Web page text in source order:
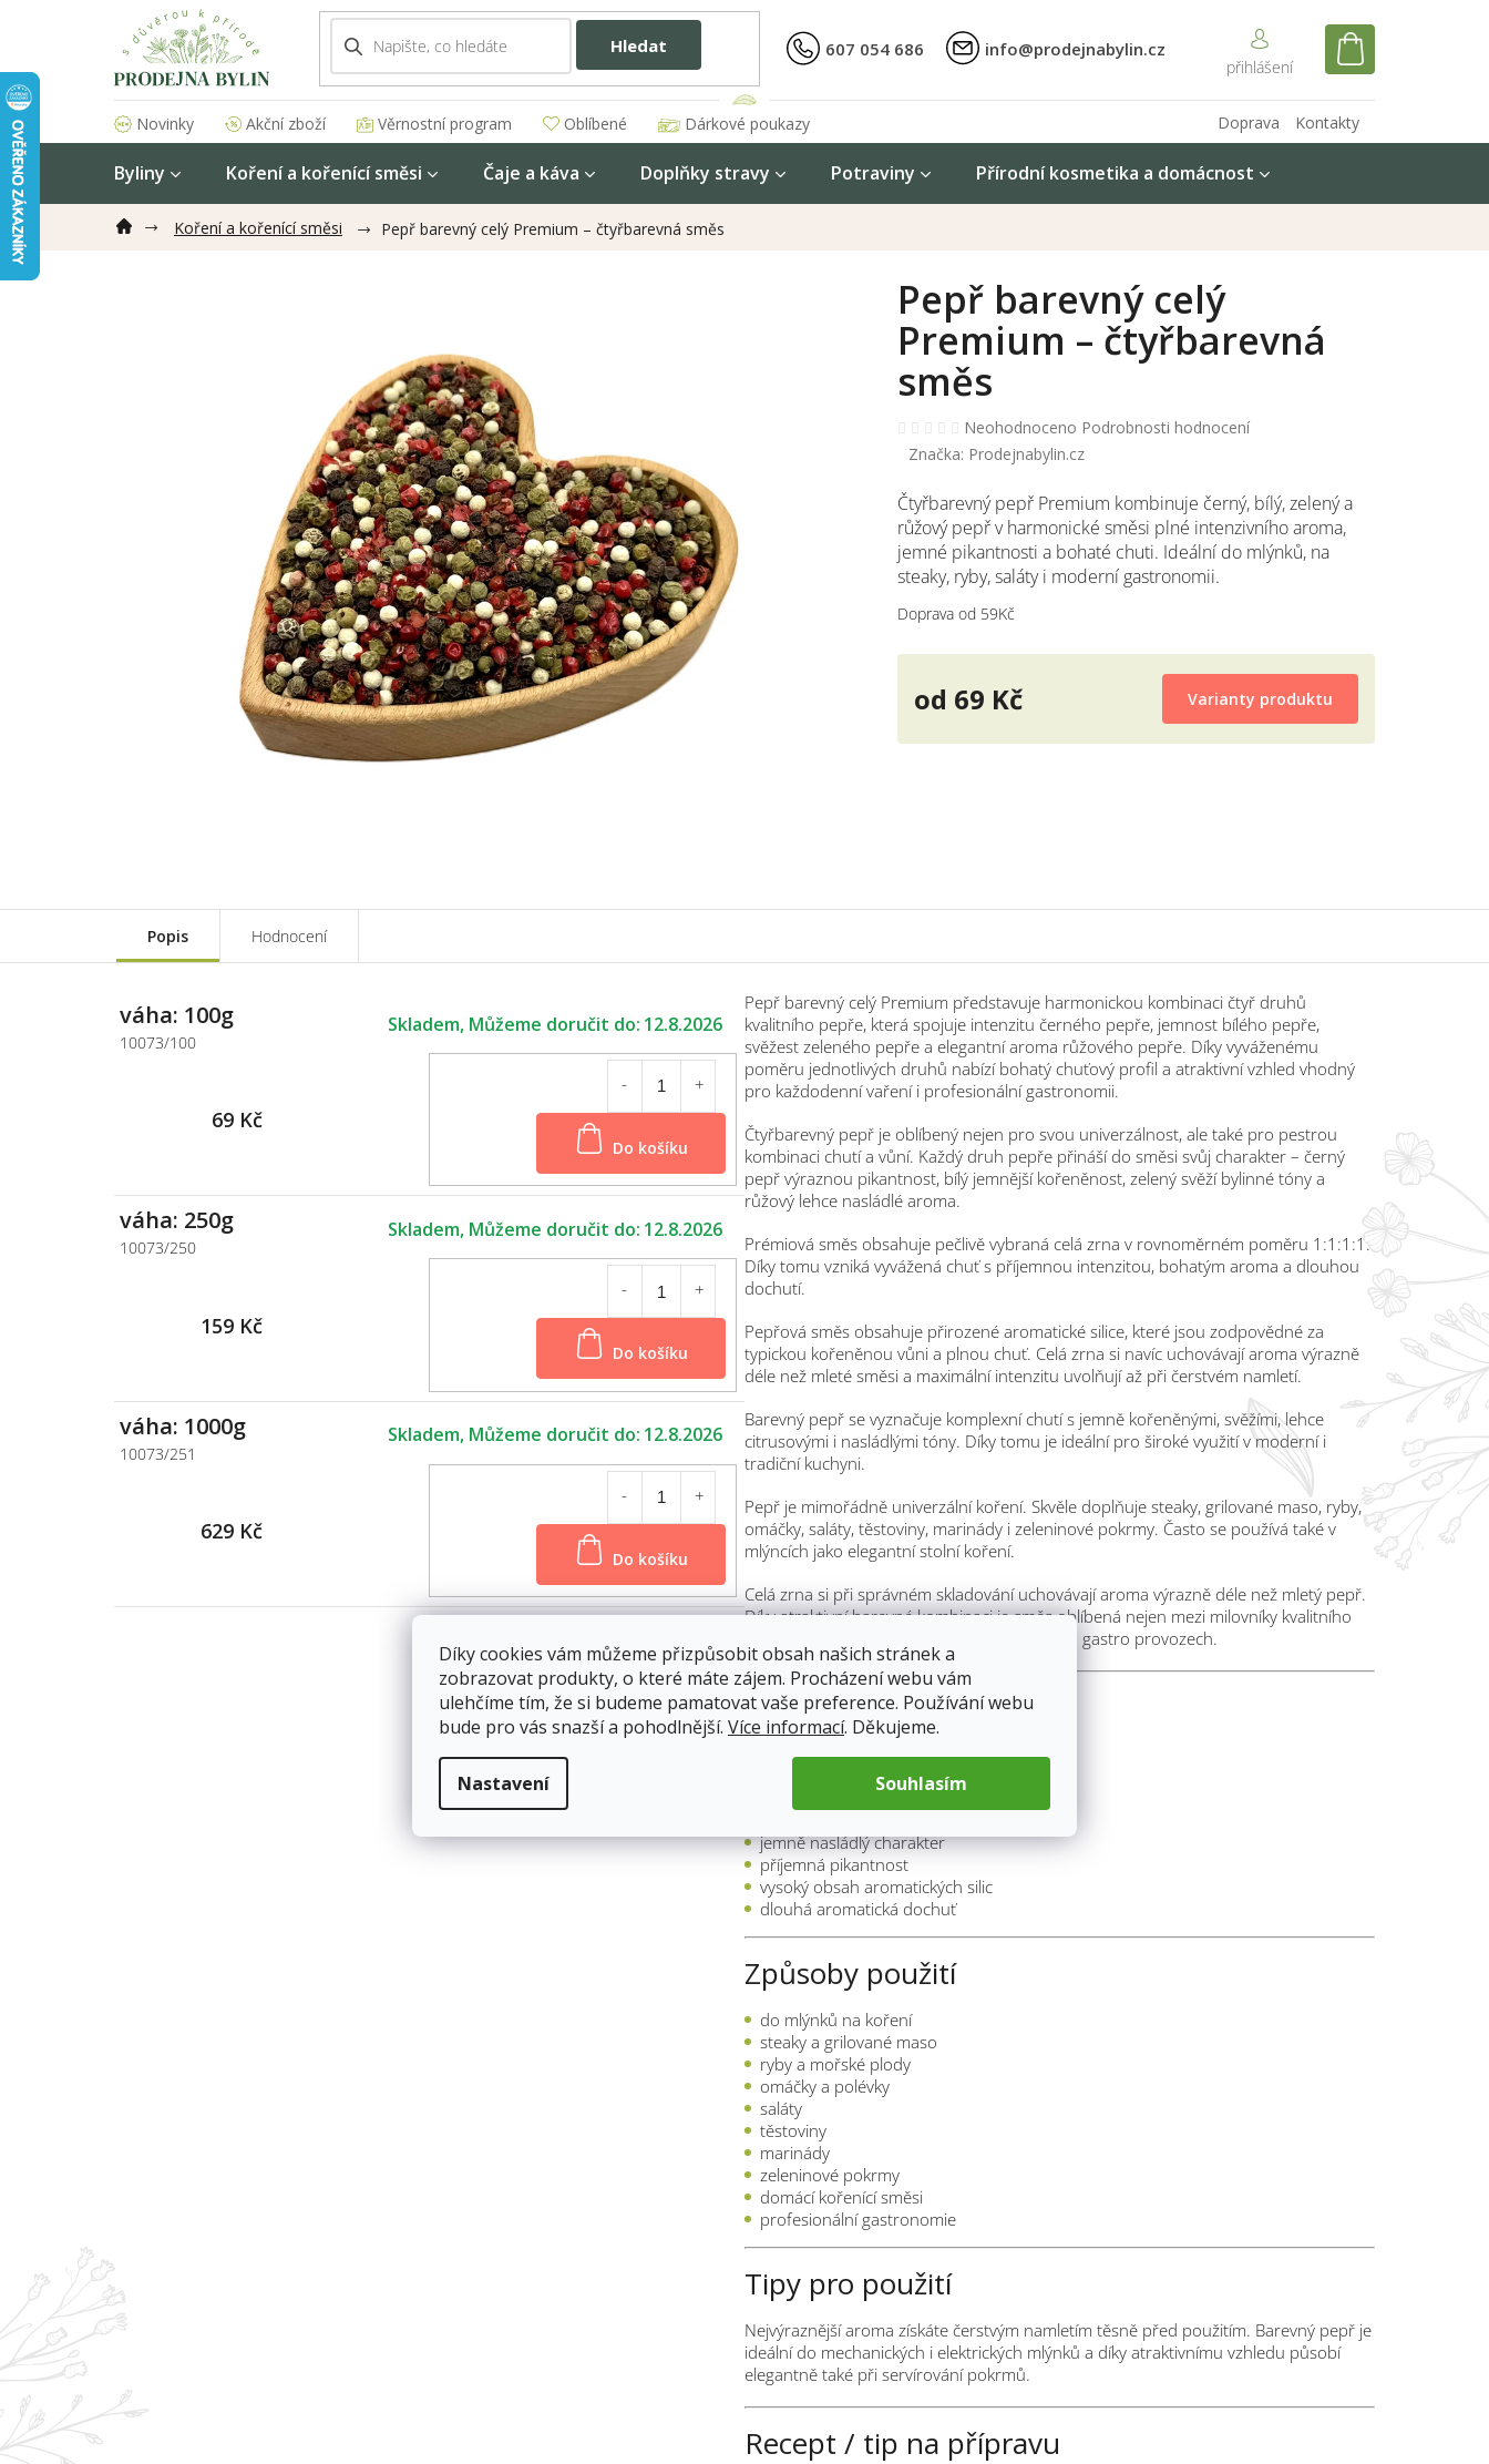
Díky cookies vám můžeme přizpůsobit obsah našich stránek a
zobrazovat produkty, o které máte zájem. Procházení webu vám
ulehčíme tím, že si budeme pamatovat vaše preference. Používání webu
bude pro vás snazší a pohodlnější. Více informací. Děkujeme.
Nastavení Souhlasím
Hledat 607 054 686 info@prodejnabylin.cz
NÁKUPNÍ
Novinky Akční zboží Věrnostní program Oblíbené Kontakty
Doprava
Dárkové poukazy
Byliny Koření a kořenící směsi Čaje a káva Doplňky stravy Potraviny Přírodní kosmetika a domácnost
Koření a kořenící směsi Pepř barevný celý Premium – čtyřbarevná směs
Čtyřbarevný pepř Premium kombinuje černý, bílý, zelený a
růžový pepř v harmonické směsi plné intenzivního aroma,
jemné pikantnosti a bohaté chuti. Ideální do mlýnků, na
steaky, ryby, saláty i moderní gastronomii.
Pepř barevný celý
Premium – čtyřbarevná
směs
Průměrné
hodnocení
produktu
0,0
z
5
hvězdiček.
Neohodnoceno Podrobnosti hodnocení
Značka: Prodejnabylin.cz
Doprava od 59Kč
od 69 Kč
cena:
Varianty produktu
Popis Hodnocení
váha: 100g
10073/100
69 Kč
Do košíku
Skladem 12.8.2026
váha: 250g
10073/250
159 Kč
Do košíku
Skladem 12.8.2026
váha: 1000g
10073/251
629 Kč
Skladem 12.8.2026
Pepř barevný celý Premium představuje harmonickou kombinaci čtyř druhů
kvalitního pepře, která spojuje intenzitu černého pepře, jemnost bílého pepře,
svěžest zeleného pepře a elegantní aroma růžového pepře. Díky vyváženému
poměru jednotlivých druhů nabízí bohatý chuťový profil a atraktivní vzhled vhodný
pro každodenní vaření i profesionální gastronomii.
Čtyřbarevný pepř je oblíbený nejen pro svou univerzálnost, ale také pro pestrou
kombinaci chutí a vůní. Každý druh pepře přináší do směsi svůj charakter – černý
pepř výraznou pikantnost, bílý jemnější kořeněnost, zelený svěží bylinné tóny a
růžový lehce nasládlé aroma.
Prémiová směs obsahuje pečlivě vybraná celá zrna v rovnoměrném poměru 1:1:1:1.
Díky tomu vzniká vyvážená chuť s příjemnou intenzitou, bohatým aroma a dlouhou
dochutí.
Pepřová směs obsahuje přirozené aromatické silice, které jsou zodpovědné za
typickou kořeněnou vůni a plnou chuť. Celá zrna si navíc uchovávají aroma výrazně
déle než mleté směsi a maximální intenzitu uvolňují až při čerstvém namletí.
Barevný pepř se vyznačuje komplexní chutí s jemně kořeněnými, svěžími, lehce
citrusovými i nasládlými tóny. Díky tomu je ideální pro široké využití v moderní i
tradiční kuchyni.
Pepř je mimořádně univerzální koření. Skvěle doplňuje steaky, grilované maso, ryby,
omáčky, saláty, těstoviny, marinády i zeleninové pokrmy. Často se používá také v
mlýncích jako elegantní stolní koření.
Celá zrna si při správném skladování uchovávají aroma výrazně déle než mletý pepř.
Díky atraktivní barevné kombinaci je směs oblíbená nejen mezi milovníky kvalitního
vaření, ale také v profesionálních kuchyních a gastro provozech.
Chuťový profil a aroma
vyvážená kořeněná chuť
intenzivní pepřové aroma
jemně bylinné tóny
jemně nasládlý charakter
příjemná pikantnost
vysoký obsah aromatických silic
dlouhá aromatická dochuť
Způsoby použití
do mlýnků na koření
steaky a grilované maso
ryby a mořské plody
omáčky a polévky
saláty
těstoviny
marinády
zeleninové pokrmy
domácí kořenící směsi
profesionální gastronomie
Tipy pro použití
Nejvýraznější aroma získáte čerstvým namletím těsně před použitím. Barevný pepř je
ideální do mechanických i elektrických mlýnků a díky atraktivnímu vzhledu působí
elegantně také při servírování pokrmů.
Recept / tip na přípravu